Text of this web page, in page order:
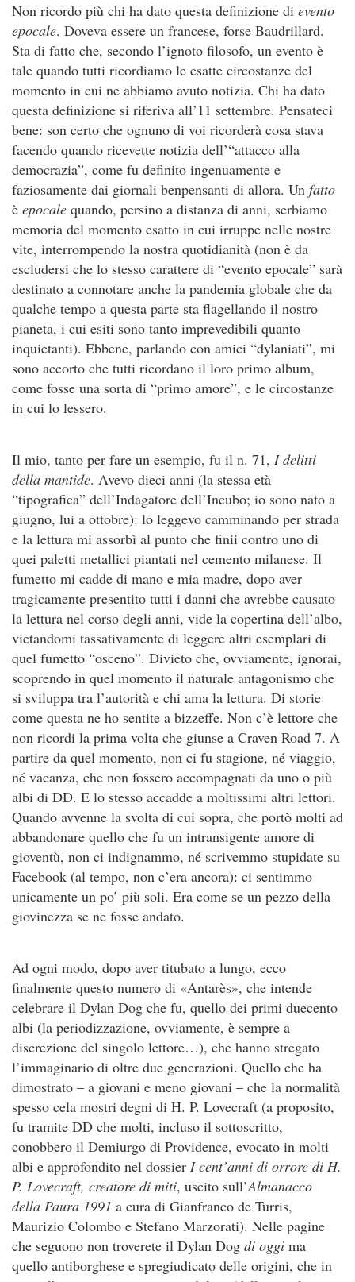
Non ricordo più chi ha dato questa definizione di evento
epocale. Doveva essere un francese, forse Baudrillard.
Sta di fatto che, secondo l’ignoto filosofo, un evento è
tale quando tutti ricordiamo le esatte circostanze del
momento in cui ne abbiamo avuto notizia. Chi ha dato
questa definizione si riferiva all’11 settembre. Pensateci
bene: son certo che ognuno di voi ricorderà cosa stava
facendo quando ricevette notizia dell’“attacco alla
democrazia”, come fu definito ingenuamente e
faziosamente dai giornali benpensanti di allora. Un fatto
è epocale quando, persino a distanza di anni, serbiamo
memoria del momento esatto in cui irruppe nelle nostre
vite, interrompendo la nostra quotidianità (non è da
escludersi che lo stesso carattere di “evento epocale” sarà
destinato a connotare anche la pandemia globale che da
qualche tempo a questa parte sta flagellando il nostro
pianeta, i cui esiti sono tanto imprevedibili quanto
inquietanti). Ebbene, parlando con amici “dylaniati”, mi
sono accorto che tutti ricordano il loro primo album,
come fosse una sorta di “primo amore”, e le circostanze
in cui lo lessero.
Il mio, tanto per fare un esempio, fu il n. 71, I delitti
della mantide. Avevo dieci anni (la stessa età
“tipografica” dell’Indagatore dell’Incubo; io sono nato a
giugno, lui a ottobre): lo leggevo camminando per strada
e la lettura mi assorbì al punto che finii contro uno di
quei paletti metallici piantati nel cemento milanese. Il
fumetto mi cadde di mano e mia madre, dopo aver
tragicamente presentito tutti i danni che avrebbe causato
la lettura nel corso degli anni, vide la copertina dell’albo,
vietandomi tassativamente di leggere altri esemplari di
quel fumetto “osceno”. Divieto che, ovviamente, ignorai,
scoprendo in quel momento il naturale antagonismo che
si sviluppa tra l’autorità e chi ama la lettura. Di storie
come questa ne ho sentite a bizzeffe. Non c’è lettore che
non ricordi la prima volta che giunse a Craven Road 7. A
partire da quel momento, non ci fu stagione, né viaggio,
né vacanza, che non fossero accompagnati da uno o più
albi di DD. E lo stesso accadde a moltissimi altri lettori.
Quando avvenne la svolta di cui sopra, che portò molti ad
abbandonare quello che fu un intransigente amore di
gioventù, non ci indignammo, né scrivemmo stupidate su
Facebook (al tempo, non c’era ancora): ci sentimmo
unicamente un po’ più soli. Era come se un pezzo della
giovinezza se ne fosse andato.
Ad ogni modo, dopo aver titubato a lungo, ecco
finalmente questo numero di «Antarès», che intende
celebrare il Dylan Dog che fu, quello dei primi duecento
albi (la periodizzazione, ovviamente, è sempre a
discrezione del singolo lettore…), che hanno stregato
l’immaginario di oltre due generazioni. Quello che ha
dimostrato – a giovani e meno giovani – che la normalità
spesso cela mostri degni di H. P. Lovecraft (a proposito,
fu tramite DD che molti, incluso il sottoscritto,
conobbero il Demiurgo di Providence, evocato in molti
albi e approfondito nel dossier I cent’anni di orrore di H.
P. Lovecraft, creatore di miti, uscito sull’Almanacco
della Paura 1991 a cura di Gianfranco de Turris,
Maurizio Colombo e Stefano Marzorati). Nelle pagine
che seguono non troverete il Dylan Dog di oggi ma
quello antiborghese e spregiudicato delle origini, che in